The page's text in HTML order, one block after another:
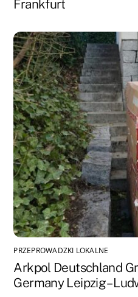
Frankfurt
PRZEPROWADZKI LOKALNE
Arkpol Deutschland
Germany Leipzig –